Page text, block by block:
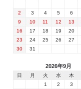
2
3 4 5 6
9
10 11 12 13
16
17 18 19 20
23
24 25 26 27
30
31
2026年9月
日 月 火 水 木
1
2 3